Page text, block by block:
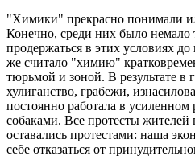
"Химики" прекрасно понимали
Конечно, среди них было немало
продержаться в этих условиях
же считало "химию"
тюрьмой и зоной. В результате в
хулиганство, грабежи,
постоянно работала в
собаками. Все протесты
оставались протестами: наша
себе отказаться от